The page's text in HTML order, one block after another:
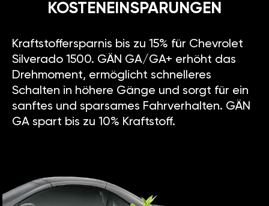
KOSTENEINSPARUNGEN
Kraftstoffersparnis bis zu 15% für Chevrolet
Silverado 1500. GÄN GA/GA+ erhöht das
Drehmoment, ermöglicht schnelleres
Schalten in höhere Gänge und sorgt für ein
sanftes und sparsames Fahrverhalten. GÄN
GA spart bis zu 10% Kraftstoff.